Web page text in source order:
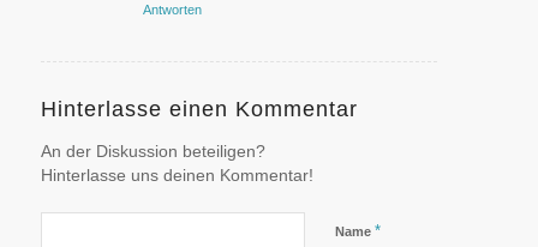
Antworten
Hinterlasse einen Kommentar
An der Diskussion beteiligen?
Hinterlasse uns deinen Kommentar!
Name *